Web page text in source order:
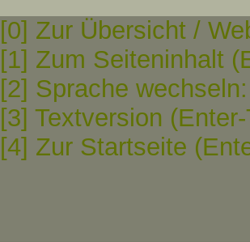
[0] Zur Übersicht /
[1] Zum Seiteninhalt
[2] Sprache
[3] Textversion
[4] Zur Startseite